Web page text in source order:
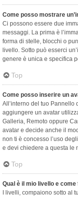
Come posso mostrare
Ci possono essere due
messaggi. La prima è
forma di stelle, blocchi o
livello. Sotto può esserci
genere è unica e specifica
Top
Come posso inserire un
All’interno del tuo Pannello
aggiungere un avatar
Galleria, Remoto oppure
avatar e decide anche il
non ti è concesso l’uso
e devi chiedere a questa le
Top
Qual è il mio livello e
I livelli, compaiono sotto al